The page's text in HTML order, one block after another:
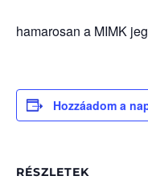
hamarosan a MIMK
Hozzáadom a
RÉSZLETEK